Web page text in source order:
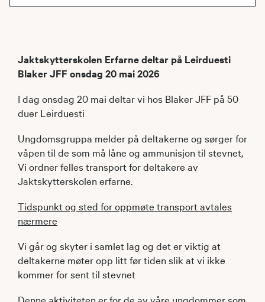
Jaktskytterskolen Erfarne deltar på Leirduesti
Blaker JFF onsdag 20 mai 2026
I dag onsdag 20 mai deltar vi hos Blaker JFF på 50
duer Leirduesti
Ungdomsgruppa melder på deltakerne og sørger for
våpen til de som må låne og ammunisjon til stevnet,
Vi ordner felles transport for deltakere av
Jaktskytterskolen erfarne.
Tidspunkt og sted for oppmøte transport avtales
nærmere
Vi går og skyter i samlet lag og det er viktig at
deltakerne møter opp litt før tiden slik at vi ikke
kommer for sent til stevnet
Denne aktiviteten er for de av våre ungdommer som